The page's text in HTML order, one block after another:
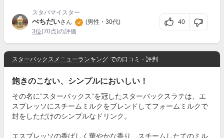
スタバマイスター
ぺちだいさん
(男性・30代)
3位(70点)の評価
40
スターバックスメニューランキング での口コミ・評判
飽きのこない、シンプルにおいしい！
その名に”スターバックス”を冠したスターバックスラテは、エ
スプレッソにスチームミルクをブレンドしてフォームミルクで
封をしただけのシンプルなドリンク。
エスプレッソの香ばしく華やかな香り、スチームしたてのミル